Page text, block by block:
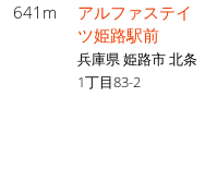
641m
アルファステイ
ツ姫路駅前
兵庫県 姫路市 北条
1丁目83-2